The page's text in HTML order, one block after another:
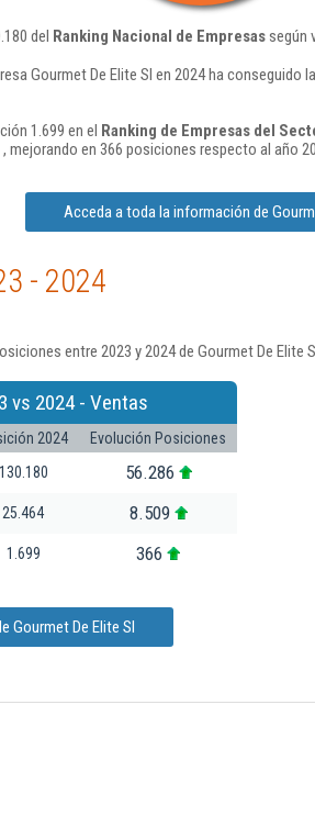
del Ranking Nacional de Empresassegún
Gourmet De Elite Sl en 2024 ha
1.699 en el Ranking de Empresas del
mejorando en 366 posiciones respecto al año
Acceda a toda la información de
- 2024
entre 2023 y 2024 de Gourmet De Elite
vs 2024 - Ventas
2024
Evolución Posiciones
130.180 56.286
25.464 8.509
1.699 366
Gourmet De Elite Sl